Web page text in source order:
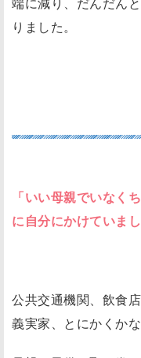
端に減り、だんだん
りました。
「いい母親でいなく
に自分にかけていまし
公共交通機関、飲食
義実家、とにかくか